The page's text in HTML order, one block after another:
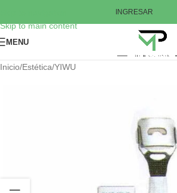
Skip to main content
INGRESAR
MENU
Inicio/Estética/YIWU